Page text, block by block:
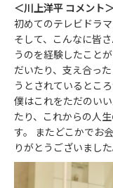
＜川上洋平 コメント＞
初めてのテレビドラ
そして、こんなに皆
うのを経験したこと
だいたり、支え合っ
うとされているとこ
僕はこれをただのい
たり、これからの人
す。 またどこかでお
りがとうございました